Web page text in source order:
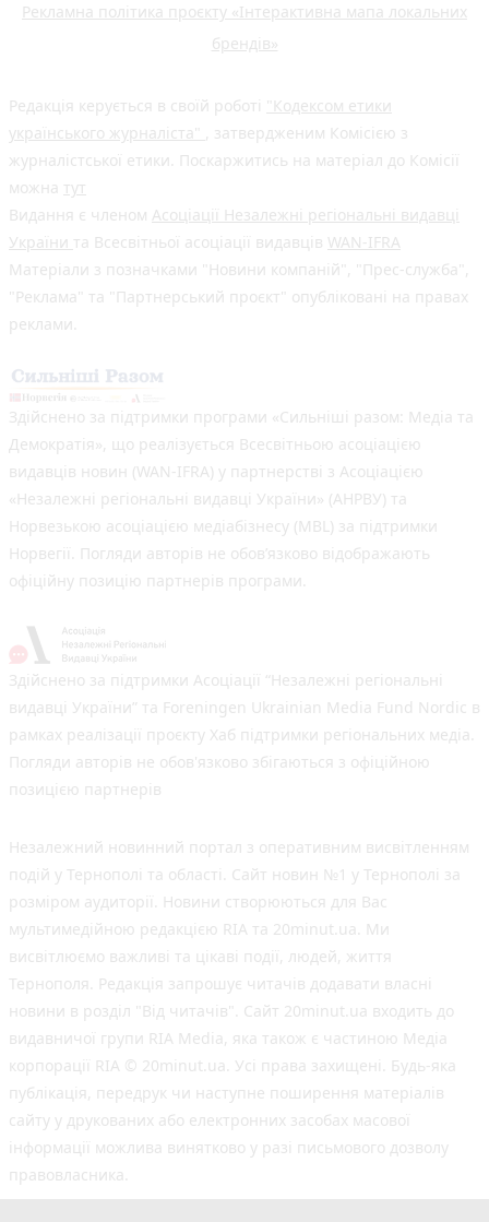
Рекламна політика проєкту «Інтерактивна мапа локальних
брендів»
Редакція керується в своїй роботі "Кодексом етики
українського журналіста" , затвердженим Комісією з
журналістської етики. Поскаржитись на матеріал до Комісії
можна тут
Видання є членом Асоціації Незалежні регіональні видавці
України та Всесвітньої асоціації видавців WAN-IFRA
Матеріали з позначками "Новини компаній", "Прес-служба",
"Реклама" та "Партнерський проєкт" опубліковані на правах
реклами.
Здійснено за підтримки програми «Сильніші разом: Медіа та
Демократія», що реалізується Всесвітньою асоціацією
видавців новин (WAN-IFRA) у партнерстві з Асоціацією
«Незалежні регіональні видавці України» (АНРВУ) та
Норвезькою асоціацією медіабізнесу (MBL) за підтримки
Норвегії. Погляди авторів не обов’язково відображають
офіційну позицію партнерів програми.
Здійснено за підтримки Асоціації “Незалежні регіональні
видавці України” та Foreningen Ukrainian Media Fund Nordic в
рамках реалізації проєкту Хаб підтримки регіональних медіа.
Погляди авторів не обов'язково збігаються з офіційною
позицією партнерів
Незалежний новинний портал з оперативним висвітленням
подій у Тернополі та області. Сайт новин №1 у Тернополі за
розміром аудиторії. Новини створюються для Вас
мультимедійною редакцією RIA та 20minut.ua. Ми
висвітлюємо важливі та цікаві події, людей, життя
Тернополя. Редакція запрошує читачів додавати власні
новини в розділ "Від читачів". Сайт 20minut.ua входить до
видавничої групи RIA Media, яка також є частиною Медіа
корпорації RIA © 20minut.ua. Усі права захищені. Будь-яка
публiкацiя, передрук чи наступне поширення матеріалів
сайту у друкованих або електронних засобах масової
інформації можлива винятково у разі письмового дозволу
правовласника.